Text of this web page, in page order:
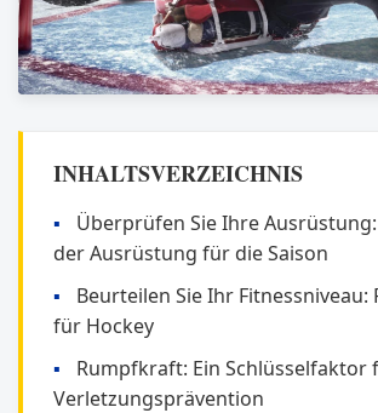
INHALTSVERZEICHNIS
Überprüfen Sie Ihre
der Ausrüstung für die Saison
Beurteilen Sie Ihr Fitnessniveau:
für Hockey
Rumpfkraft: Ein Schlüsselfaktor
Verletzungsprävention